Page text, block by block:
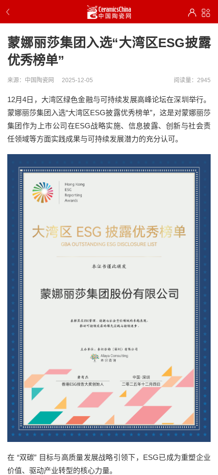
蒙娜丽莎集团入选“大湾区ESG披露
优秀榜单”
来源：中国陶瓷网 2025-12-05 阅读量：2945
12月4日，大湾区绿色金融与可持续发展高峰论坛在深圳举行。
蒙娜丽莎集团入选“大湾区ESG披露优秀榜单”，这是对蒙娜丽莎
集团作为上市公司在ESG战略实施、信息披露、创新与社会责
任领域等方面实践成果与可持续发展潜力的充分认可。
在 “双碳” 目标与高质量发展战略引领下，ESG已成为重塑企业
价值、驱动产业转型的核心力量。